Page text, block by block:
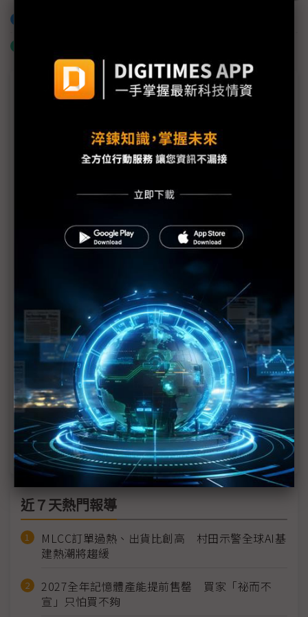
議題精選－NVIDIA 3QFY26財報無畏AI泡沫
NVIDIA將大量採用LPDDR 雲端AI、手機與NB搶貨
黃仁勳看好AI變革 走向泡沫化或處在轉捩點？
NVIDIA進場搶LPDDR手機記憶體 將造成供應鏈劇烈
黃仁勳：供應鏈規劃周全 NVIDIA仍有大量新
Blackwell可供銷售
黃仁勳3論點駁斥AI泡沫隱憂 NVIDIA與OpenAI千億
美元合作有但書
NVIDIA擴大布局晶片封測 點名Amkor、矽品與新創
Menlo Micro
NVIDIA 3QFY26營收再創歷史新高 AI晶片需求爆
發、雲端GPU售罄
近７天熱門報導
MLCC訂單過熱、出貨比創高 村田示警全球AI基
建熱潮將趨緩
2027全年記憶體產能提前售罄 買家「祕而不
宣」只怕買不夠